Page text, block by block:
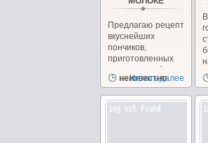
Предлагаю рецепт
вкуснейших
пончиков,
приготовленных
на сгущённом
молоке с
неизвестно
Читать далее